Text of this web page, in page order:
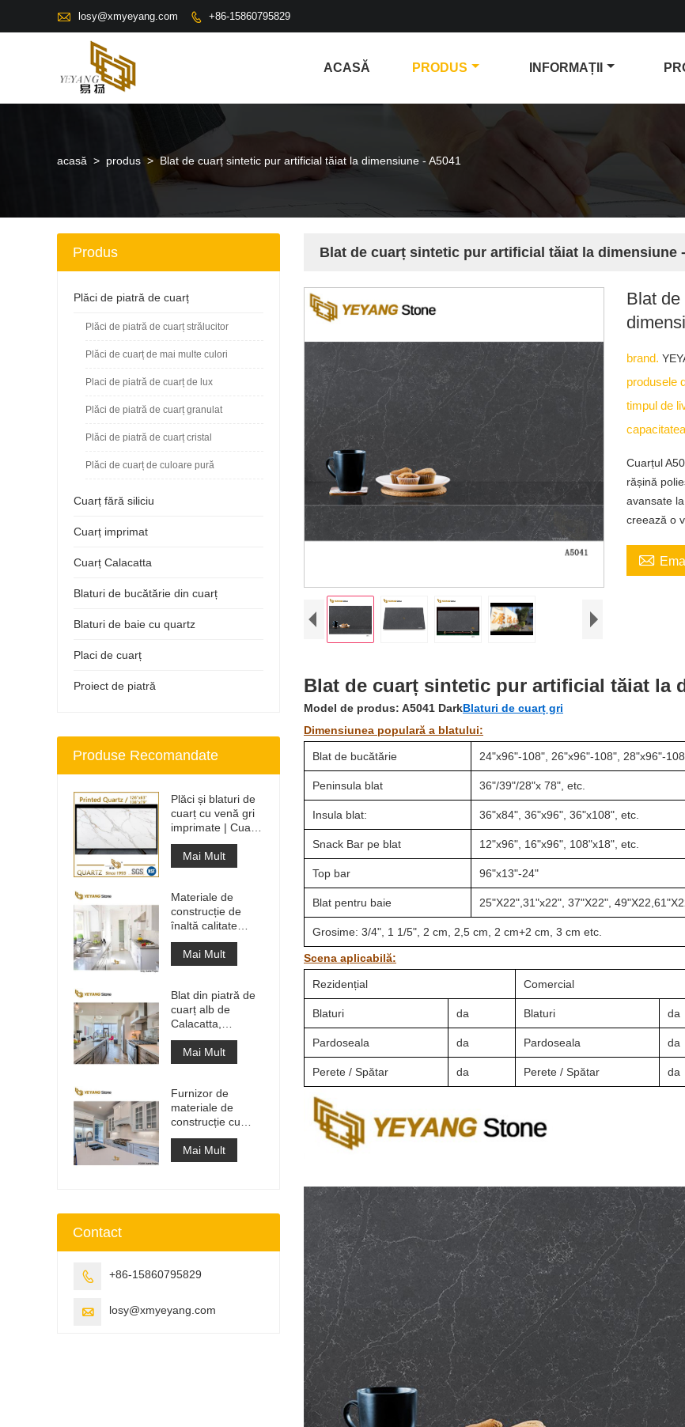
 losy@xmyeyang.com  +86-15860795829
ACASĂ PRODUS INFORMAȚII
acasă > produs > Blat de cuarț sintetic pur artificial tăiat la dimensiune - A5041
Blat de cuarț sintetic pur artificial tăiat la dimensiune
Blat
brand.
produsele
timpul de
Cuarțul
rășină
avansate
creează o

Blat de cuarț sintetic pur artificial tăiat la
Model de produs: A5041 DarkBlaturi de cuarț gri
Dimensiunea populară a blatului:
Blat de bucătărie 24"x96"-108", 26"x96"-108", 28"x96"-
Peninsula blat 36"/39"/28"x 78", etc.
Insula blat: 36"x84", 36"x96", 36"x108", etc.
Snack Bar pe blat 12"x96", 16"x96", 108"x18", etc.
Top bar 96"x13"-24"
Blat pentru baie 25"X22",31"x22", 37"X22",
Grosime: 3/4", 1 1/5", 2 cm, 2,5 cm, 2 cm+2 cm, 3 cm etc.
Scena aplicabilă:
Rezidențial Comercial
Blaturi da Blaturi da
Pardoseala da Pardoseala da
Perete / Spătar da Perete / Spătar da
Produs
Plăci de piatră de cuarț
Plăci de piatră de cuarț strălucitor
Plăci de cuarț de mai multe culori
Placi de piatră de cuarț de lux
Plăci de piatră de cuarț granulat
Plăci de piatră de cuarț cristal
Plăci de cuarț de culoare pură
Cuarț fără siliciu
Cuarț imprimat
Cuarț Calacatta
Blaturi de bucătărie din cuarț
Blaturi de baie cu quartz
Placi de cuarț
Proiect de piatră
Produse Recomandate
Plăci și blaturi de
cuarț cu venă gri
imprimate | Cuarț
imprimat pe tot
corpul PQ005
Mai Mult
Materiale de
construcție de
înaltă calitate
Piatră de
pardoseală din
piatră Proiecte gri
Mai Mult
Blat din piatră de
cuarț alb de
Calacatta,
proiectat artificial,
blat și blat de
lucru
Mai Mult
Furnizor de
materiale de
construcție cu
suprafață solidă
din piatră
artificială de cuarț
Mai Mult
Contact
 +86-15860795829
 losy@xmyeyang.com